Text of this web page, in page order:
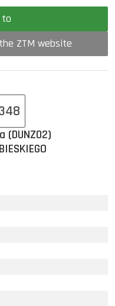
Valid from to
ZTM website
(DUNZ02)